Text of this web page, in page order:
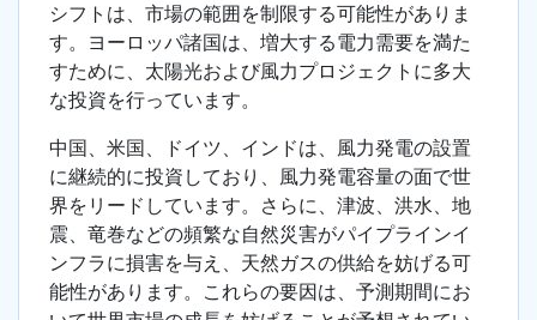
シフトは、市場の範囲を制限する可能性がありま
す。ヨーロッパ諸国は、増大する電力需要を満た
すために、太陽光および風力プロジェクトに多大
な投資を行っています。
中国、米国、ドイツ、インドは、風力発電の設置
に継続的に投資しており、風力発電容量の面で世
界をリードしています。さらに、津波、洪水、地
震、竜巻などの頻繁な自然災害がパイプラインイ
ンフラに損害を与え、天然ガスの供給を妨げる可
能性があります。これらの要因は、予測期間にお